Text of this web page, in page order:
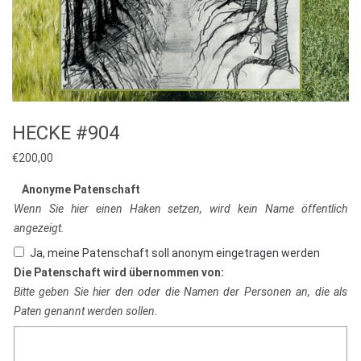
HECKE #904
€200,00
Anonyme Patenschaft
Wenn Sie hier einen Haken setzen, wird kein Name öffentlich
angezeigt.
Ja, meine Patenschaft soll anonym eingetragen werden
Die Patenschaft wird übernommen von:
Bitte geben Sie hier den oder die Namen der Personen an, die als
Paten genannt werden sollen.